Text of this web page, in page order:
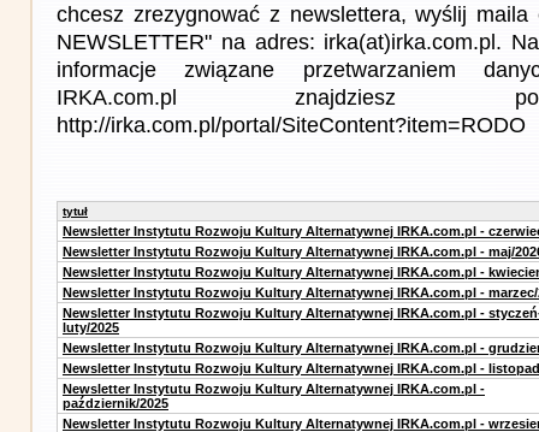
chcesz zrezygnować z newslettera, wyślij
NEWSLETTER" na adres: irka(at)irka.com.pl.
informacje związane przetwarzaniem
IRKA.com.pl znajdziesz
http://irka.com.pl/portal/SiteContent?item=RODO
tytuł
Newsletter Instytutu Rozwoju Kultury Alternatywnej IRKA.com.pl -
Newsletter Instytutu Rozwoju Kultury Alternatywnej IRKA.com.pl - maj/
Newsletter Instytutu Rozwoju Kultury Alternatywnej IRKA.com.pl -
Newsletter Instytutu Rozwoju Kultury Alternatywnej IRKA.com.pl - marzec/
Newsletter Instytutu Rozwoju Kultury Alternatywnej IRKA.com.pl -
luty/2025
Newsletter Instytutu Rozwoju Kultury Alternatywnej IRKA.com.pl -
Newsletter Instytutu Rozwoju Kultury Alternatywnej IRKA.com.pl -
Newsletter Instytutu Rozwoju Kultury Alternatywnej IRKA.com.pl -
październik/2025
Newsletter Instytutu Rozwoju Kultury Alternatywnej IRKA.com.pl -